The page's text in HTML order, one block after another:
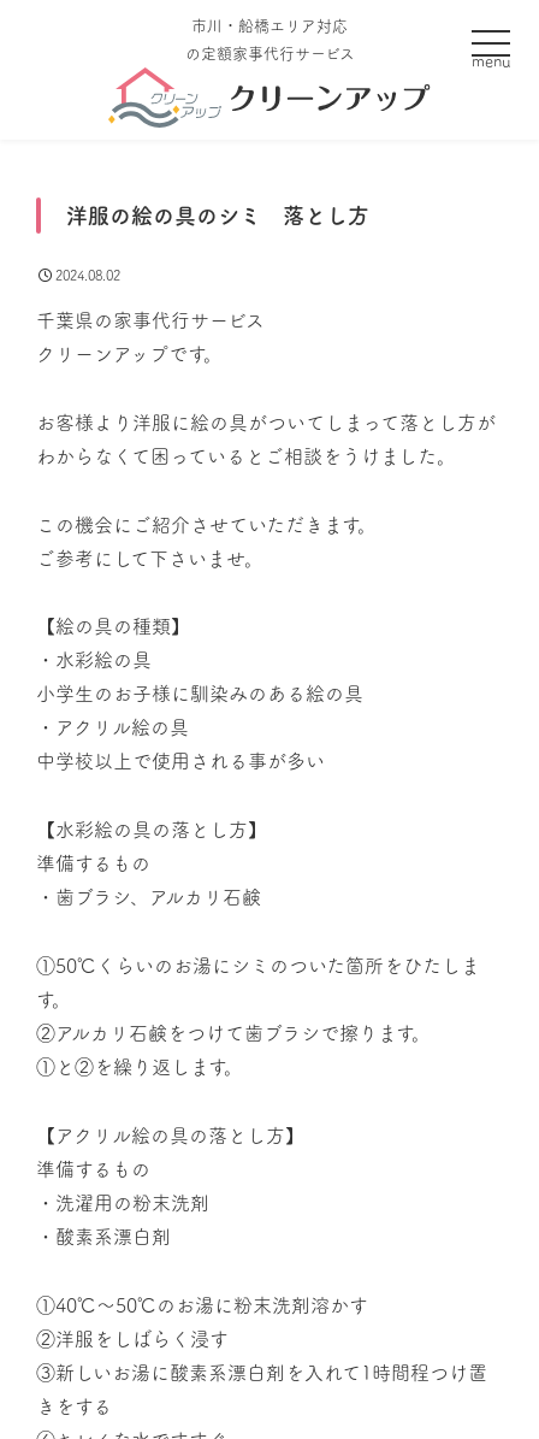
市川・船橋エリア対応
の定額家事代行サービス
toggle
洋服の絵の具のシミ 落とし方
2024.08.02
千葉県の家事代行サービス
クリーンアップです。
お客様より洋服に絵の具がついてしまって落とし方が
わからなくて困っているとご相談をうけました。
この機会にご紹介させていただきます。
ご参考にして下さいませ。
【絵の具の種類】
・水彩絵の具
小学生のお子様に馴染みのある絵の具
・アクリル絵の具
中学校以上で使用される事が多い
【水彩絵の具の落とし方】
準備するもの
・歯ブラシ、アルカリ石鹸
①50℃くらいのお湯にシミのついた箇所をひたしま
す。
②アルカリ石鹸をつけて歯ブラシで擦ります。
①と②を繰り返します。
【アクリル絵の具の落とし方】
準備するもの
・洗濯用の粉末洗剤
・酸素系漂白剤
①40℃〜50℃のお湯に粉末洗剤溶かす
②洋服をしばらく浸す
③新しいお湯に酸素系漂白剤を入れて1時間程つけ置
きをする